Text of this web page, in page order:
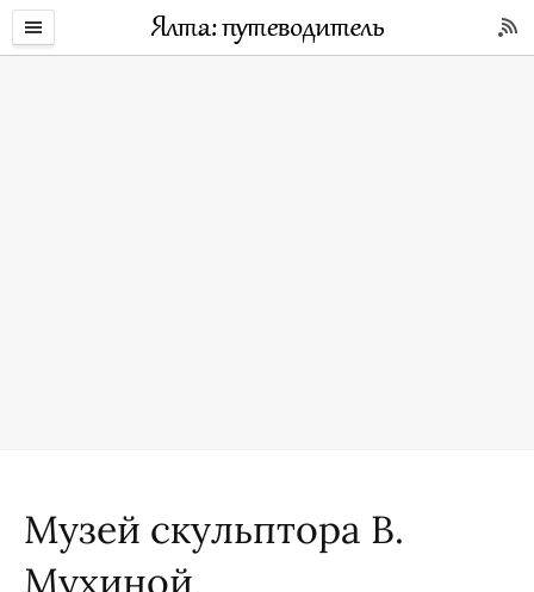
Музей скульптора В.
Мухиной